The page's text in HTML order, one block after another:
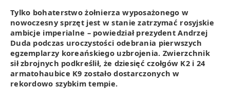
Tylko bohaterstwo żołnierza wyposażonego w
nowoczesny sprzęt jest w stanie zatrzymać rosyjskie
ambicje imperialne – powiedział prezydent Andrzej
Duda podczas uroczystości odebrania pierwszych
egzemplarzy koreańskiego uzbrojenia. Zwierzchnik
sił zbrojnych podkreślił, że dziesięć czołgów K2 i 24
armatohaubice K9 zostało dostarczonych w
rekordowo szybkim tempie.